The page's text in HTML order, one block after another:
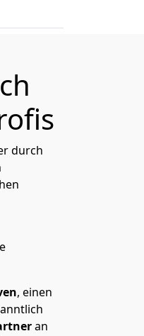
durch
, einen
an